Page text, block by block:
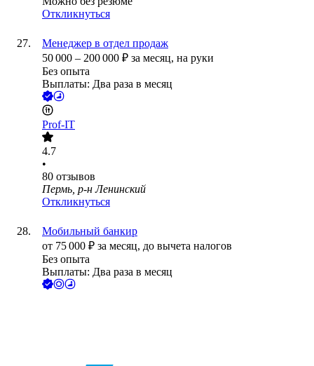
Откликнуться
Менеджер в отдел продаж
50 000 – 200 000 ₽ за месяц, на руки
Без опыта
Выплаты: Два раза в месяц
Prof-IT
4.7
•
80 отзывов
Пермь, р-н Ленинский
Откликнуться
Мобильный банкир
от 75 000 ₽ за месяц, до вычета налогов
Без опыта
Выплаты: Два раза в месяц